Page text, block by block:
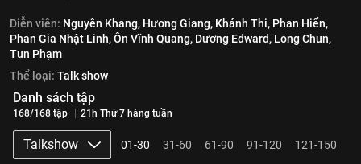
Diễn viên: Nguyên Khang, Hương Giang, Khánh Thi, Phan Hiển,
Phan Gia Nhật Linh,Ôn Vĩnh Quang, Dương Edward, Long Chun,
Tun Phạm
Thể loại: Talk show
Danh sách tập
168/168 tập 21h Thứ 7 hàng tuần
Talkshow 01-30 31-60 61-90 91-120 121-150